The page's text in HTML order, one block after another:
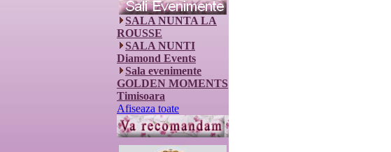
SALA NUNTA LA
ROUSSE
SALA NUNTI
Diamond Events
Sala evenimente
GOLDEN MOMENTS
Timisoara
Afiseaza toate